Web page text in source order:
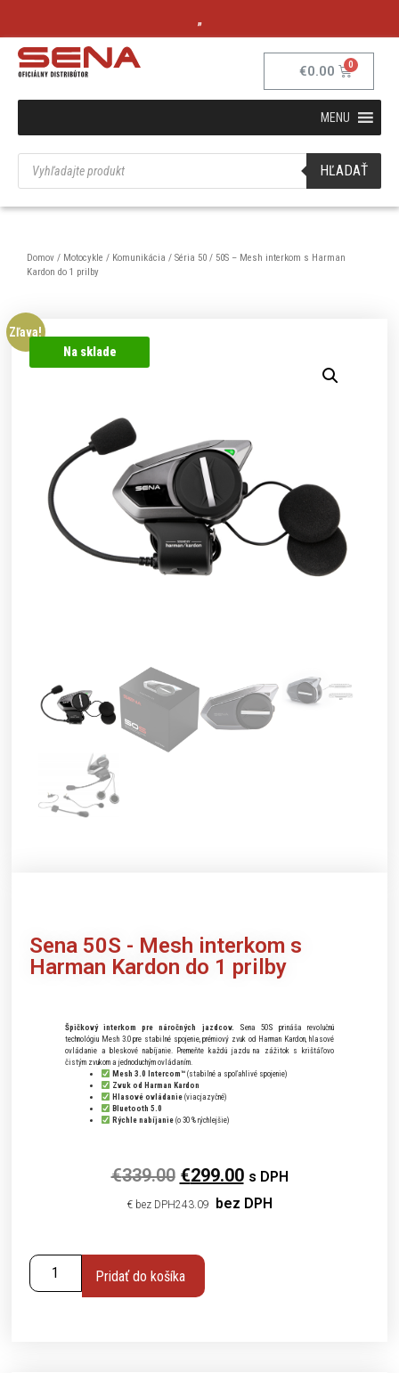
„
€0.00
MENU
HĽADAŤ
Domov / Motocykle / Komunikácia / Séria 50 / 50S – Mesh interkom s Harman
Kardon do 1 prilby
Zľava!
Na sklade
Sena 50S - Mesh interkom s
Harman Kardon do 1 prilby
Špičkový interkom pre náročných jazdcov. Sena 50S prináša revolučnú
technológiu Mesh 3.0 pre stabilné spojenie, prémiový zvuk od Harman Kardon, hlasové
ovládanie a bleskové nabíjanie. Premeňte každú jazdu na zážitok s krištáľovo
čistým zvukom a jednoduchým ovládaním.
Mesh 3.0 Intercom™(stabilné a spoľahlivé spojenie)
Zvuk od Harman Kardon
Hlasové ovládanie(viacjazyčné)
Bluetooth 5.0
Rýchle nabíjanie(o 30 % rýchlejšie)
€339.00 €299.00 s DPH
€ 243.09 bez DPH
Pridať do košíka